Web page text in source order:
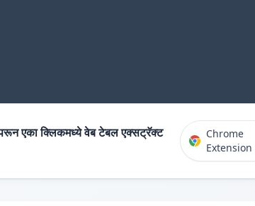
एका क्लिकमध्ये वेब टेबल एक्सट्रॅक्ट
Chrome
Extension